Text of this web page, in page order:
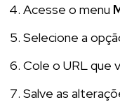
Acesse o menu
Selecione a
Cole o URL que
Salve as